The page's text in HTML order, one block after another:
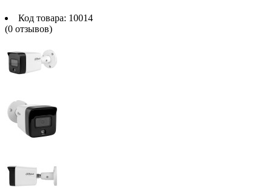
Код товара: 10014
(0 отзывов)